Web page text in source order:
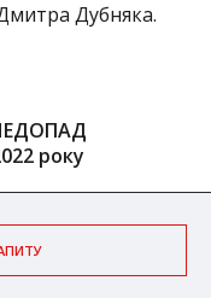
Дубняка.
року